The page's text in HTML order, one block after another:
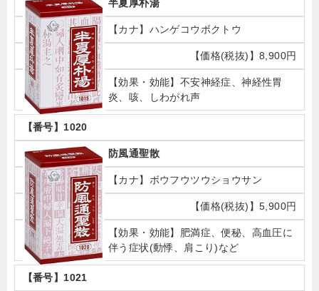
半夏厚朴湯
ハンゲコウボクトウ
8,900円
不安神経症、神経性胃
炎、咳、しわがれ声
1020
防風通聖散
ボウフウツウショウサン
5,900円
肥満症、便秘、高血圧に
伴う症状(動悸、肩こり)など
1021